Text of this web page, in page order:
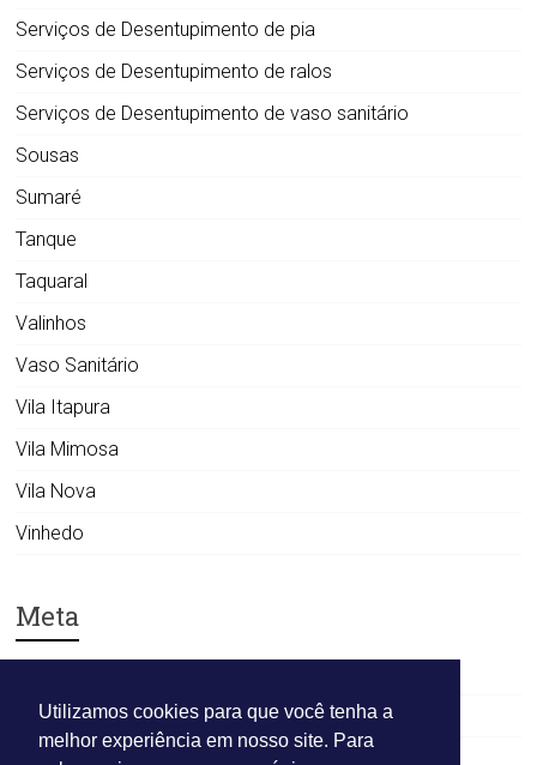
Serviços de Desentupimento de pia
Serviços de Desentupimento de ralos
Serviços de Desentupimento de vaso sanitário
Sousas
Sumaré
Tanque
Taquaral
Valinhos
Vaso Sanitário
Vila Itapura
Vila Mimosa
Vila Nova
Vinhedo
Meta
Feed de posts
Feed de comentários
Utilizamos cookies para que você tenha a
melhor experiência em nosso site. Para